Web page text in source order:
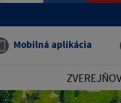
Mobilná aplikácia